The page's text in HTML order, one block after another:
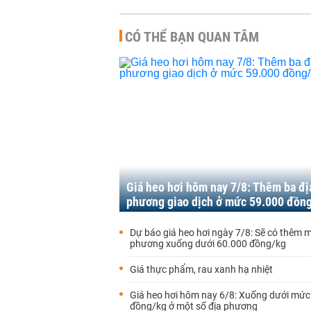
CÓ THỂ BẠN QUAN TÂM
Giá heo hơi hôm nay 7/8: Thêm ba
phương giao dịch ở mức 59.000
Dự báo giá heo hơi ngày 7/8: Sẽ có thêm
phương xuống dưới 60.000 đồng/kg
Giá thực phẩm, rau xanh hạ nhiệt
Giá heo hơi hôm nay 6/8: Xuống dưới
đồng/kg ở một số địa phương